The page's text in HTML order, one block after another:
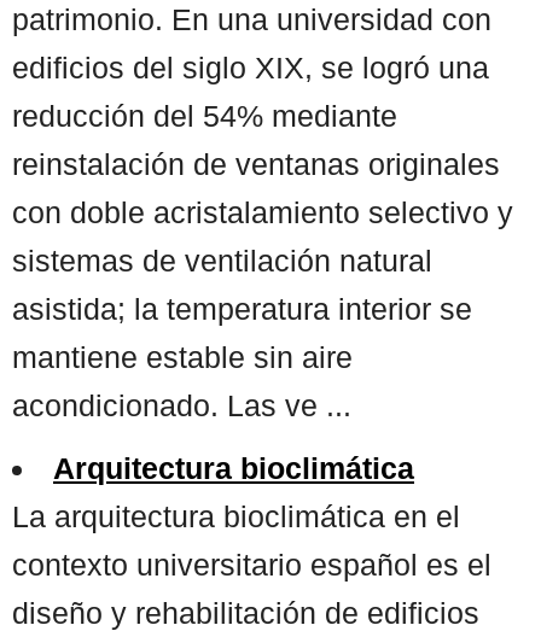
patrimonio. En una universidad con
edificios del siglo XIX, se logró una
reducción del 54% mediante
reinstalación de ventanas originales
con doble acristalamiento selectivo y
sistemas de ventilación natural
asistida; la temperatura interior se
mantiene estable sin aire
acondicionado. Las ve ...
Arquitectura bioclimática
La arquitectura bioclimática en el
contexto universitario español es el
diseño y rehabilitación de edificios